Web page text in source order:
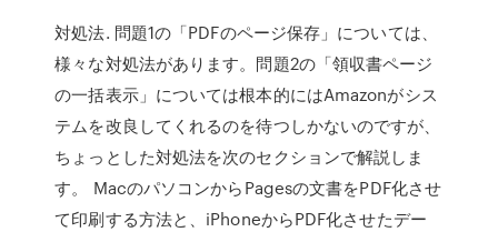
対処法. 問題1の「PDFのページ保存」については、
様々な対処法があります。問題2の「領収書ページ
の一括表示」については根本的にはAmazonがシス
テムを改良してくれるのを待つしかないのですが、
ちょっとした対処法を次のセクションで解説しま
す。 MacのパソコンからPagesの文書をPDF化させ
て印刷する方法と、iPhoneからPDF化させたデー